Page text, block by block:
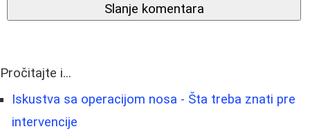
Slanje komentara
Pročitajte i...
Iskustva sa operacijom nosa - Šta treba znati pre
intervencije